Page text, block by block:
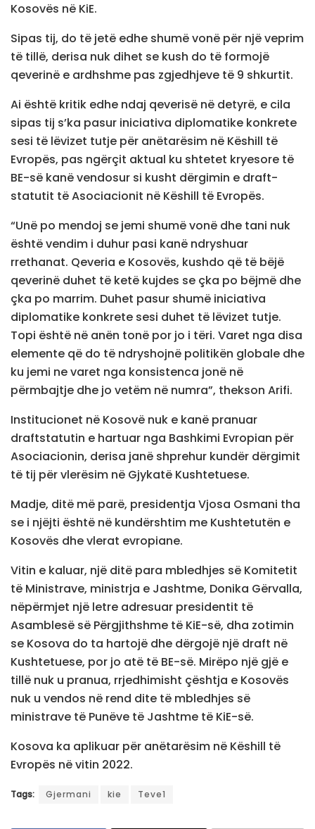
Kosovës në KiE.
Sipas tij, do të jetë edhe shumë vonë për një veprim
të tillë, derisa nuk dihet se kush do të formojë
qeverinë e ardhshme pas zgjedhjeve të 9 shkurtit.
Ai është kritik edhe ndaj qeverisë në detyrë, e cila
sipas tij s’ka pasur iniciativa diplomatike konkrete
sesi të lëvizet tutje për anëtarësim në Këshill të
Evropës, pas ngërçit aktual ku shtetet kryesore të
BE-së kanë vendosur si kusht dërgimin e draft-
statutit të Asociacionit në Këshill të Evropës.
“Unë po mendoj se jemi shumë vonë dhe tani nuk
është vendim i duhur pasi kanë ndryshuar
rrethanat. Qeveria e Kosovës, kushdo që të bëjë
qeverinë duhet të ketë kujdes se çka po bëjmë dhe
çka po marrim. Duhet pasur shumë iniciativa
diplomatike konkrete sesi duhet të lëvizet tutje.
Topi është në anën tonë por jo i tëri. Varet nga disa
elemente që do të ndryshojnë politikën globale dhe
ku jemi ne varet nga konsistenca jonë në
përmbajtje dhe jo vetëm në numra”, thekson Arifi.
Institucionet në Kosovë nuk e kanë pranuar
draftstatutin e hartuar nga Bashkimi Evropian për
Asociacionin, derisa janë shprehur kundër dërgimit
të tij për vlerësim në Gjykatë Kushtetuese.
Madje, ditë më parë, presidentja Vjosa Osmani tha
se i njëjti është në kundërshtim me Kushtetutën e
Kosovës dhe vlerat evropiane.
Vitin e kaluar, një ditë para mbledhjes së Komitetit
të Ministrave, ministrja e Jashtme, Donika Gërvalla,
nëpërmjet një letre adresuar presidentit të
Asamblesë së Përgjithshme të KiE-së, dha zotimin
se Kosova do ta hartojë dhe dërgojë një draft në
Kushtetuese, por jo atë të BE-së. Mirëpo një gjë e
tillë nuk u pranua, rrjedhimisht çështja e Kosovës
nuk u vendos në rend dite të mbledhjes së
ministrave të Punëve të Jashtme të KiE-së.
Kosova ka aplikuar për anëtarësim në Këshill të
Evropës në vitin 2022.
Tags: Gjermani kie Teve1